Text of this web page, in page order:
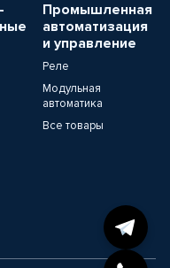
Промышленная
автоматизация
и управление
Реле
Модульная
автоматика
Все товары